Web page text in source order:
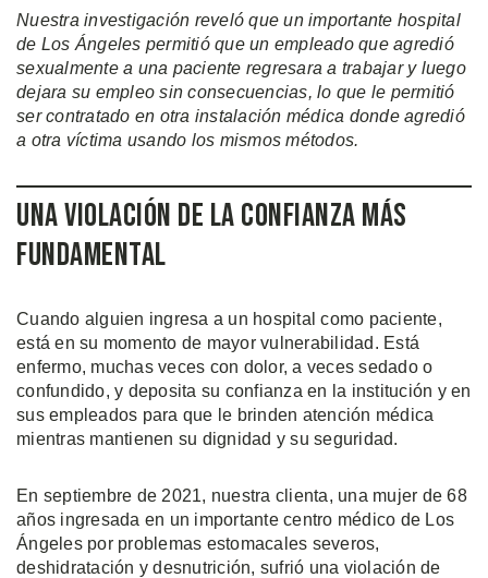
Nuestra investigación reveló que un importante hospital
de Los Ángeles permitió que un empleado que agredió
sexualmente a una paciente regresara a trabajar y luego
dejara su empleo sin consecuencias, lo que le permitió
ser contratado en otra instalación médica donde agredió
a otra víctima usando los mismos métodos.
Una Violación de la Confianza Más
Fundamental
Cuando alguien ingresa a un hospital como paciente,
está en su momento de mayor vulnerabilidad. Está
enfermo, muchas veces con dolor, a veces sedado o
confundido, y deposita su confianza en la institución y en
sus empleados para que le brinden atención médica
mientras mantienen su dignidad y su seguridad.
En septiembre de 2021, nuestra clienta, una mujer de 68
años ingresada en un importante centro médico de Los
Ángeles por problemas estomacales severos,
deshidratación y desnutrición, sufrió una violación de